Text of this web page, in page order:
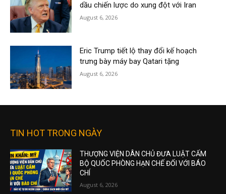
dầu chiến lược do xung đột với Iran
August 6, 2026
Eric Trump tiết lộ thay đổi kế hoạch
trưng bày máy bay Qatari tặng
August 6, 2026
TIN HOT TRONG NGÀY
THƯỢNG VIỆN DÂN CHỦ ĐƯA LUẬT CẤM
BỘ QUỐC PHÒNG HẠN CHẾ ĐỐI VỚI BÁO
CHÍ
August 6, 2026